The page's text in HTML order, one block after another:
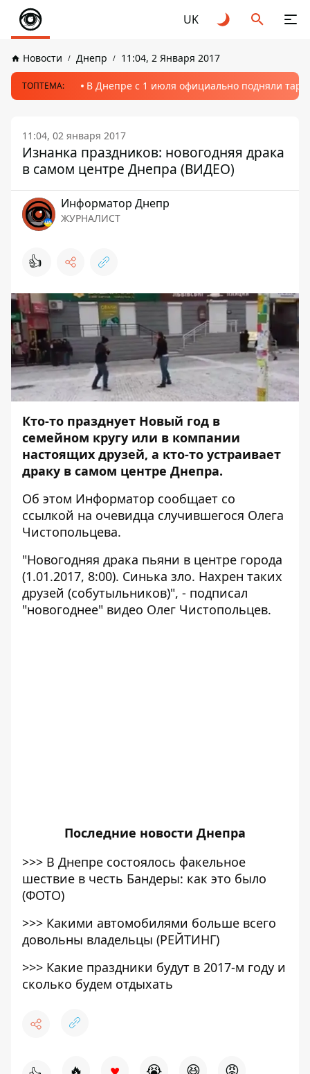
UK
Новости Днепр 11:04, 2 Января 2017
ТОПТЕМА: В Днепре с 1 июля официально подняли
11:04, 02 января 2017
Изнанка праздников: новогодняя драка
в самом центре Днепра (ВИДЕО)
Информатор Днепр
ЖУРНАЛИСТ
👍
Кто-то празднует Новый год в
семейном кругу или в компании
настоящих друзей, а кто-то устраивает
драку в самом центре Днепра.
Об этом Информатор сообщает со
ссылкой на очевидца случившегося Олега
Чистопольцева.
"Новогодняя драка пьяни в центре города
(1.01.2017, 8:00). Синька зло. Нахрен таких
друзей (собутыльников)", - подписал
"новогоднее" видео Олег Чистопольцев.
Последние новости Днепра
>>> В Днепре состоялось факельное
шествие в честь Бандеры: как это было
(ФОТО)
>>> Какими автомобилями больше всего
довольны владельцы (РЕЙТИНГ)
>>> Какие праздники будут в 2017-м году и
сколько будем отдыхать
🔥 😭 😆 😡